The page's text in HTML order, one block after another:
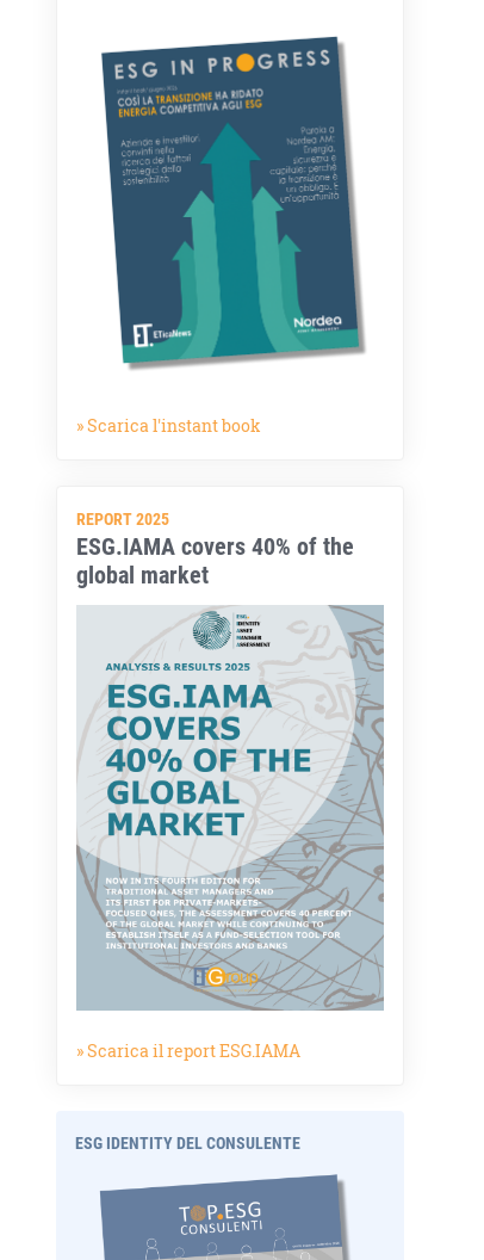
» Scarica l'instant book
REPORT 2025
ESG.IAMA covers 40% of the
global market
» Scarica il report ESG.IAMA
ESG IDENTITY DEL CONSULENTE